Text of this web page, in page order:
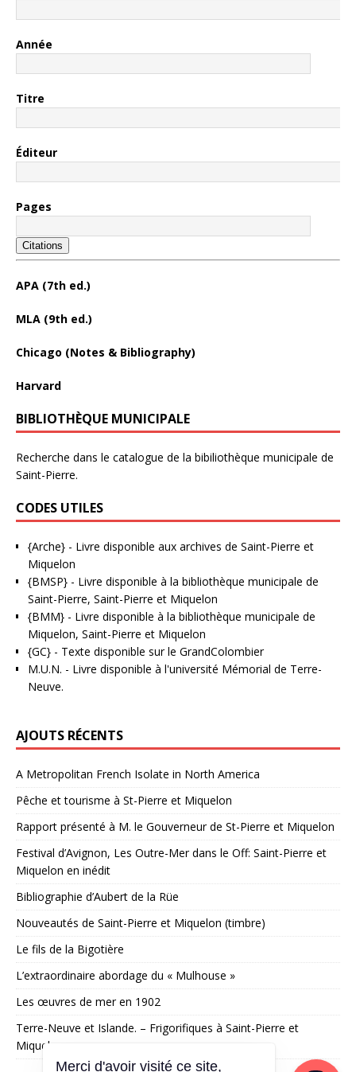
Année
Titre
Éditeur
Pages
Citations
APA (7th ed.)
MLA (9th ed.)
Chicago (Notes & Bibliography)
Harvard
BIBLIOTHÈQUE MUNICIPALE
Recherche dans le catalogue de la bibiliothèque municipale de
Saint-Pierre.
CODES UTILES
{Arche} - Livre disponible aux archives de Saint-Pierre et
Miquelon
{BMSP} - Livre disponible à la bibliothèque municipale de
Saint-Pierre, Saint-Pierre et Miquelon
{BMM} - Livre disponible à la bibliothèque municipale de
Miquelon, Saint-Pierre et Miquelon
{GC} - Texte disponible sur le GrandColombier
M.U.N. - Livre disponible à l'université Mémorial de Terre-
Neuve.
AJOUTS RÉCENTS
A Metropolitan French Isolate in North America
Pêche et tourisme à St-Pierre et Miquelon
Rapport présenté à M. le Gouverneur de St-Pierre et Miquelon
Festival d’Avignon, Les Outre-Mer dans le Off: Saint-Pierre et
Miquelon en inédit
Bibliographie d’Aubert de la Rüe
Nouveautés de Saint-Pierre et Miquelon (timbre)
Le fils de la Bigotière
L’extraordinaire abordage du « Mulhouse »
Les œuvres de mer en 1902
Terre-Neuve et Islande. – Frigorifiques à Saint-Pierre et
Miquelon
Merci d'avoir visité ce site,